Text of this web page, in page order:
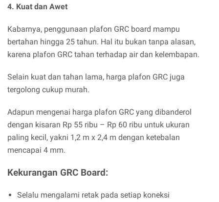
4. Kuat dan Awet
Kabarnya, penggunaan plafon GRC board mampu
bertahan hingga 25 tahun. Hal itu bukan tanpa alasan,
karena plafon GRC tahan terhadap air dan kelembapan.
Selain kuat dan tahan lama, harga plafon GRC juga
tergolong cukup murah.
Adapun mengenai harga plafon GRC yang dibanderol
dengan kisaran Rp 55 ribu – Rp 60 ribu untuk ukuran
paling kecil, yakni 1,2 m x 2,4 m dengan ketebalan
mencapai 4 mm.
Kekurangan GRC Board:
Selalu mengalami retak pada setiap koneksi